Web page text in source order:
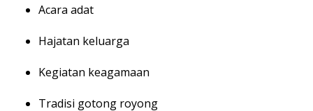
Acara adat
Hajatan keluarga
Kegiatan keagamaan
Tradisi gotong royong